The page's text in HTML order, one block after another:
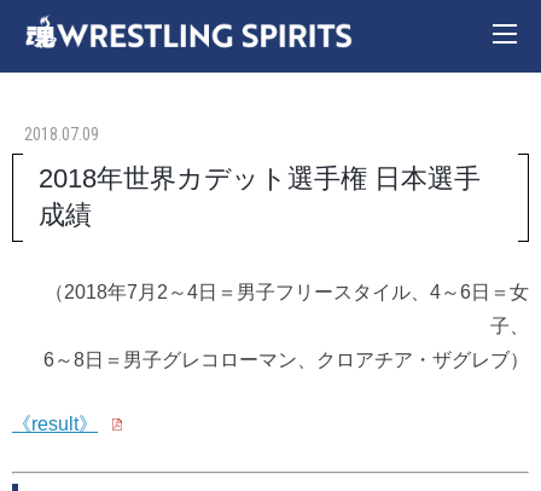
2018.07.09
2018年世界カデット選手権 日本選手
成績
（2018年7月2～4日＝男子フリースタイル、4～6日＝女
子、
6～8日＝男子グレコローマン、クロアチア・ザグレブ）
《result》